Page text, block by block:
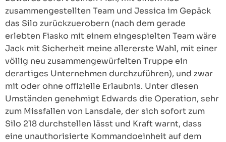
zusammengestellten Team und Jessica im Gepäck
das Silo zurückzuerobern (nach dem gerade
erlebten Fiasko mit einem eingespielten Team wäre
Jack mit Sicherheit meine allererste Wahl, mit einer
völlig neu zusammengewürfelten Truppe ein
derartiges Unternehmen durchzuführen), und zwar
mit oder ohne offizielle Erlaubnis. Unter diesen
Umständen genehmigt Edwards die Operation, sehr
zum Missfallen von Lansdale, der sich sofort zum
Silo 218 durchstellen lässt und Kraft warnt, dass
eine unauthorisierte Kommandoeinheit auf dem